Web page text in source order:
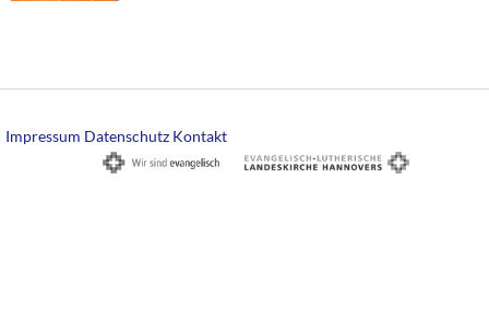
Impressum Datenschutz Kontakt